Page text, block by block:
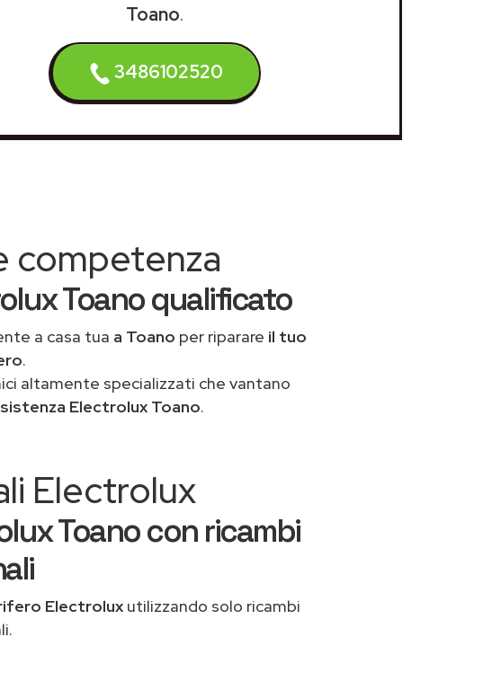
Toano.
3486102520
competenza
Toano qualificato
a casa tua a Toano per riparare il tuo
.
altamente specializzati che vantano
Electrolux Toano.
Electrolux
Toano con ricambi
Electrolux utilizzando solo ricambi